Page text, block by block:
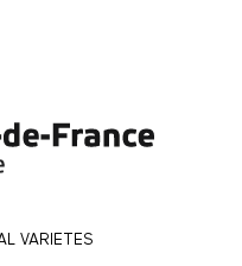
VARIETES